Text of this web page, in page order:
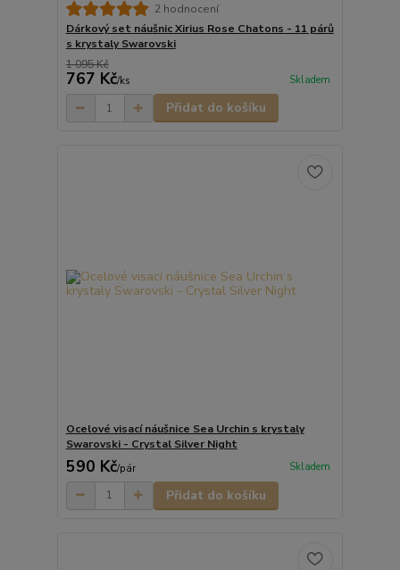
2 hodnocení
Dárkový set náušnic Xirius Rose Chatons - 11 párů
s krystaly Swarovski
1 095 Kč
767 Kč/ks Skladem
Přidat do košíku
Ocelové visací náušnice Sea Urchin s krystaly
Swarovski - Crystal Silver Night
590 Kč/pár Skladem
Přidat do košíku